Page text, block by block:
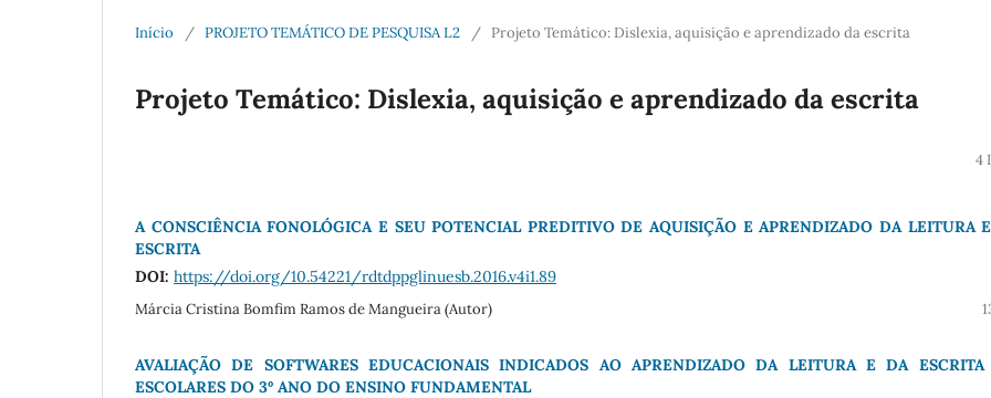
Início / PROJETO TEMÁTICO DE PESQUISA L2 / Projeto Temático: Dislexia, aquisição e aprendizado da escrita
Projeto Temático: Dislexia, aquisição e aprendizado da escrita
4
A CONSCIÊNCIA FONOLÓGICA E SEU POTENCIAL PREDITIVO DE AQUISIÇÃO E APRENDIZADO DA LEITURA
ESCRITA
DOI: https://doi.org/10.54221/rdtdppglinuesb.2016.v4i1.89
Márcia Cristina Bomfim Ramos de Mangueira (Autor)
AVALIAÇÃO DE SOFTWARES EDUCACIONAIS INDICADOS AO APRENDIZADO DA LEITURA E DA
ESCOLARES DO 3º ANO DO ENSINO FUNDAMENTAL